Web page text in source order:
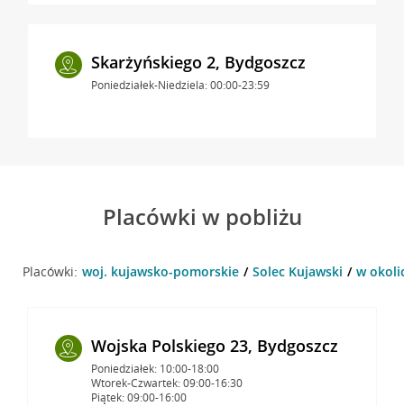
Skarżyńskiego 2, Bydgoszcz
Poniedziałek-Niedziela: 00:00-23:59
Placówki w pobliżu
Placówki: woj. kujawsko-pomorskie Solec Kujawski w
Wojska Polskiego 23, Bydgoszcz
Poniedziałek: 10:00-18:00
Wtorek-Czwartek: 09:00-16:30
Piątek: 09:00-16:00